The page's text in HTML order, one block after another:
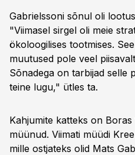
Gabrielssoni sõnul oli
"Viimasel sirgel oli meie
ökoloogilises tootmises.
muutused pole veel
Sõnadega on tarbijad selle
teine lugu," ütles ta.
Kahjumite katteks on
müünud. Viimati müüdi
mille ostjateks olid Mats